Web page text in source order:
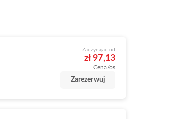
Zaczynając od
zł 97,13
Cena/os
Zarezerwuj